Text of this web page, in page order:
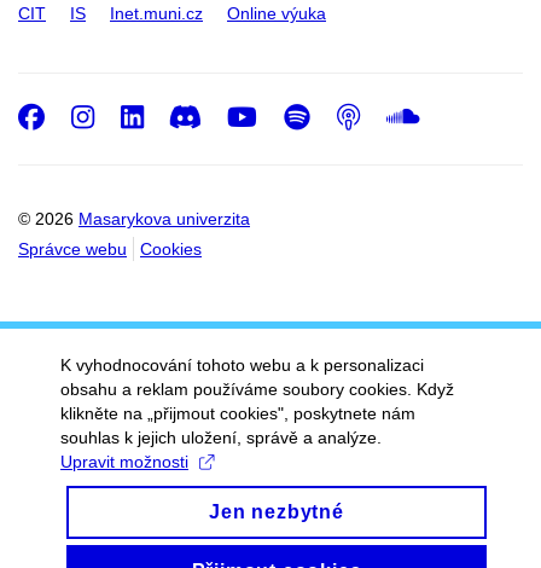
CIT IS Inet.muni.cz Online výuka
© 2026 Masarykova univerzita
Správce webu
Cookies
Facebook
Instagram
LinkedIn
DiscordYoutube
Spotify
Podcast
K vyhodnocování tohoto webu a k personalizaci
obsahu a reklam používáme soubory cookies. Když
klikněte na „přijmout cookies", poskytnete nám
souhlas k jejich uložení, správě a analýze.
Upravit možnosti
Jen nezbytné